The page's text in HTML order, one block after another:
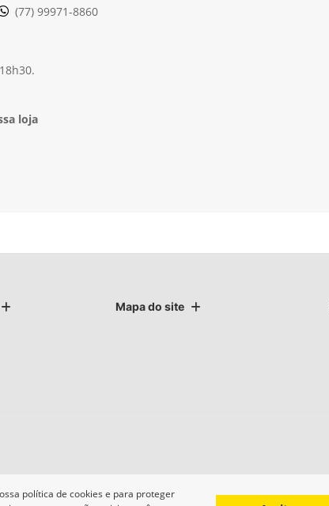
(77) 99971-8860
loja
Mapa do site
política de cookies e para proteger